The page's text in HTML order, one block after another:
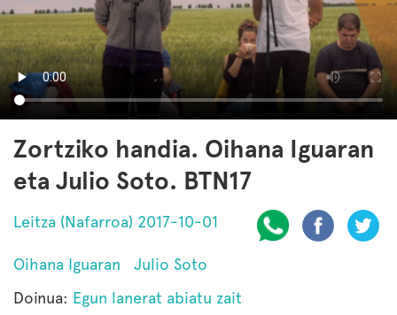
Zortziko handia. Oihana Iguaran
eta Julio Soto. BTN17
Leitza (Nafarroa) 2017-10-01
Oihana Iguaran
Julio Soto
Doinua: Egun lanerat abiatu zait